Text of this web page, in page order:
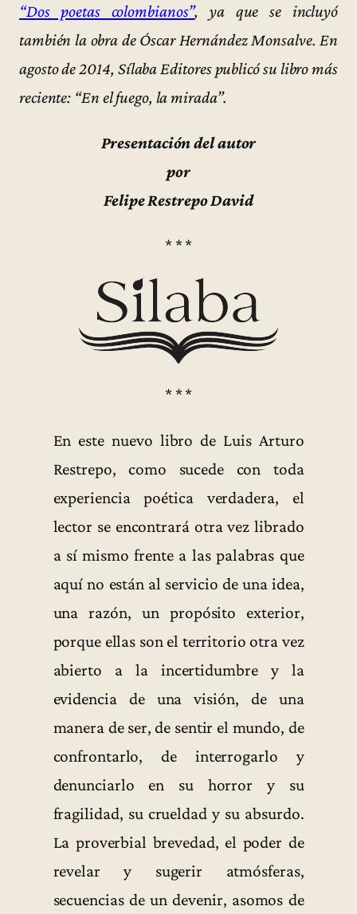
“Dos poetas colombianos”, ya que se incluyó
también la obra de Óscar Hernández Monsalve. En
agosto de 2014, Sílaba Editores publicó su libro más
reciente: “En el fuego, la mirada”.
Presentación del autor
por
Felipe Restrepo David
* * *
* * *
En este nuevo libro de Luis Arturo
Restrepo, como sucede con toda
experiencia poética verdadera, el
lector se encontrará otra vez librado
a sí mismo frente a las palabras que
aquí no están al servicio de una idea,
una razón, un propósito exterior,
porque ellas son el territorio otra vez
abierto a la incertidumbre y la
evidencia de una visión, de una
manera de ser, de sentir el mundo, de
confrontarlo, de interrogarlo y
denunciarlo en su horror y su
fragilidad, su crueldad y su absurdo.
La proverbial brevedad, el poder de
revelar y sugerir atmósferas,
secuencias de un devenir, asomos de